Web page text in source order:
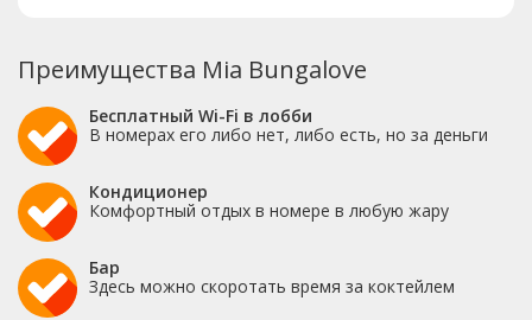
Преимущества Mia Bungalove
Бесплатный Wi-Fi в лобби
В номерах его либо нет, либо есть, но за деньги
Кондиционер
Комфортный отдых в номере в любую жару
Бар
Здесь можно скоротать время за коктейлем